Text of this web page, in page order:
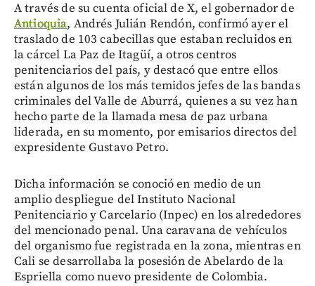
A través de su cuenta oficial de X, el gobernador de
Antioquia, Andrés Julián Rendón, confirmó ayer el
traslado de 103 cabecillas que estaban recluidos en
la cárcel La Paz de Itagüí, a otros centros
penitenciarios del país, y destacó que entre ellos
están algunos de los más temidos jefes de las bandas
criminales del Valle de Aburrá, quienes a su vez han
hecho parte de la llamada mesa de paz urbana
liderada, en su momento, por emisarios directos del
expresidente Gustavo Petro.
Dicha información se conoció en medio de un
amplio despliegue del Instituto Nacional
Penitenciario y Carcelario (Inpec) en los alrededores
del mencionado penal. Una caravana de vehículos
del organismo fue registrada en la zona, mientras en
Cali se desarrollaba la posesión de Abelardo de la
Espriella como nuevo presidente de Colombia.